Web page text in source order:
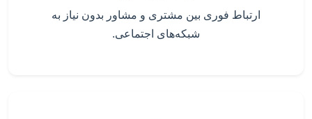
ارتباط فوری بین مشتری و مشاور بدون نیاز به
شبکه‌های اجتماعی.